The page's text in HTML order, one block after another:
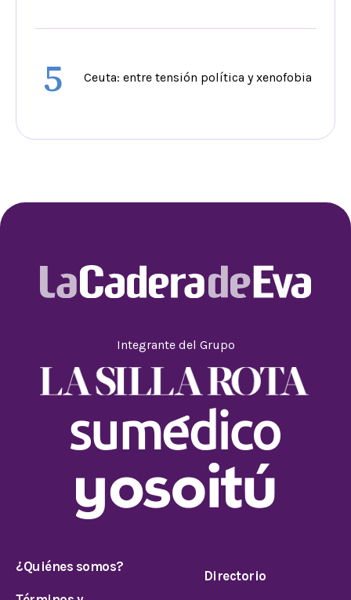
5 Ceuta: entre tensión política y xenofobia
Integrante del Grupo
¿Quiénes somos?
Directorio